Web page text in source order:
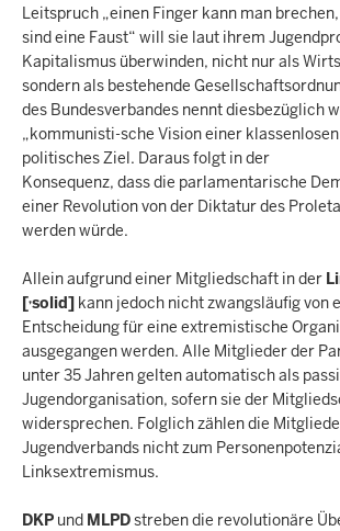
Leitspruch „einen Finger kann man
sind eine Faust“ will sie laut ihrem
Kapitalismus überwinden, nicht nur als
sondern als bestehende
des Bundesverbandes nennt diesbezüglich
„kommunisti-sche Vision einer
politisches Ziel. Daraus folgt in der
Konsequenz, dass die parlamentarische
einer Revolution von der Diktatur des
werden würde.
Allein aufgrund einer Mitgliedschaft in der
[‚solid] kann jedoch nicht zwangsläufig von
Entscheidung für eine extremistische
ausgegangen werden. Alle Mitglieder der
unter 35 Jahren gelten automatisch als
Jugendorganisation, sofern sie der
widersprechen. Folglich zählen die
Jugendverbands nicht zum
Linksextremismus.
DKP und MLPDstreben die revolutionäre